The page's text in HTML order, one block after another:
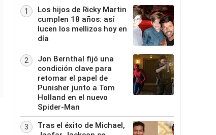
1
Los hijos de Ricky Martin
cumplen 18 años: así
lucen los mellizos hoy en
día
2
Jon Bernthal fijó una
condición clave para
retomar el papel de
Punisher junto a Tom
Holland en el nuevo
Spider-Man
3
Tras el éxito de Michael,